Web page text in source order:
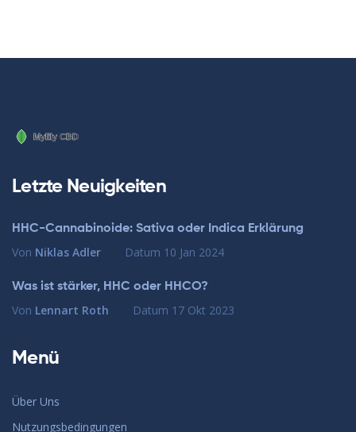
Letzte Neuigkeiten
HHC-Cannabinoide: Sativa oder Indica Erklärung
Von Niklas Adler Datum 10 Jan 2024
Was ist stärker, HHC oder HHCO?
Von Lennart Roth Datum 17 Okt 2023
Menü
Über Uns
Nutzungsbedingungen